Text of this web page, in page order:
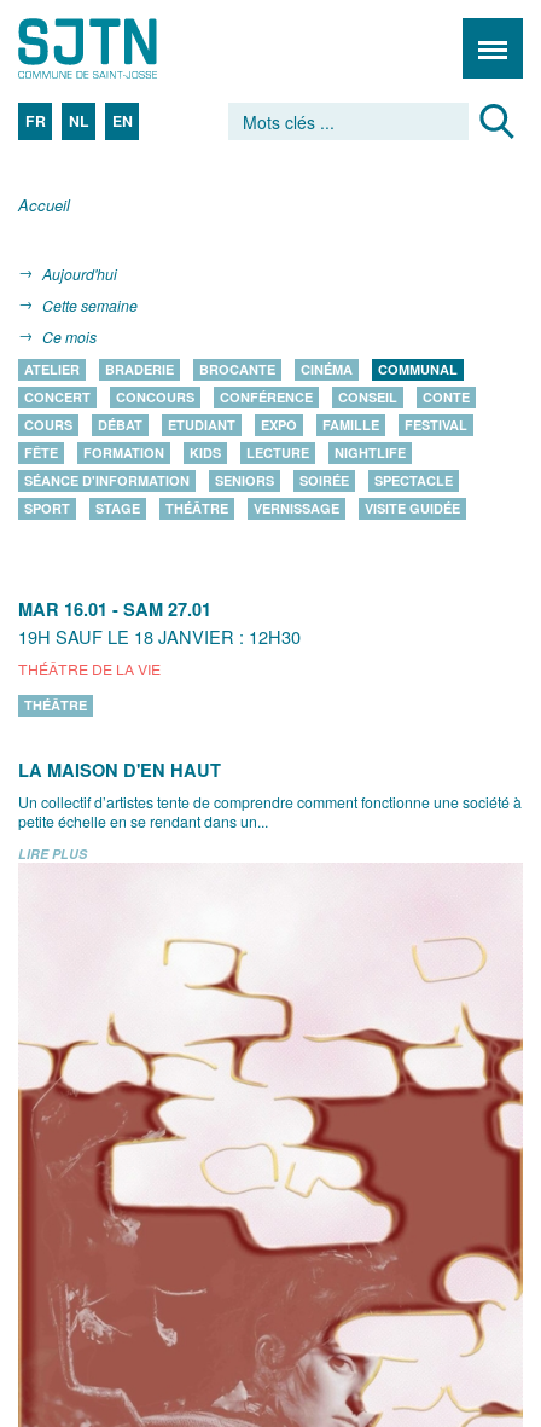
FR NL EN
Accueil
Aujourd'hui
Cette semaine
Ce mois
ATELIER BRADERIE BROCANTE CINÉMA
COMMUNAL
CONCERT
CONCOURS CONFÉRENCE CONSEIL
CONTE
COURS
DÉBAT ETUDIANT EXPO FAMILLE
FESTIVAL
FÊTE
FORMATION KIDS LECTURE
NIGHTLIFE
SÉANCE D'INFORMATION
SENIORS SOIRÉE
SPECTACLE
SPORT
STAGE THÉÂTRE VERNISSAGE VISITE GUIDÉE
MAR 16.01 - SAM 27.01
19H SAUF LE 18 JANVIER : 12H30
THÉÂTRE DE LA VIE
THÉÂTRE
LA MAISON D'EN HAUT
Un collectif d’artistes tente de comprendre comment fonctionne une société à
petite échelle en se rendant dans un...
LIRE PLUS